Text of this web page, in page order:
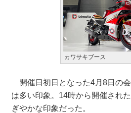
カワサキブース
開催日初日となった4月8日の
は多い印象。14時から開催され
ぎやかな印象だった。